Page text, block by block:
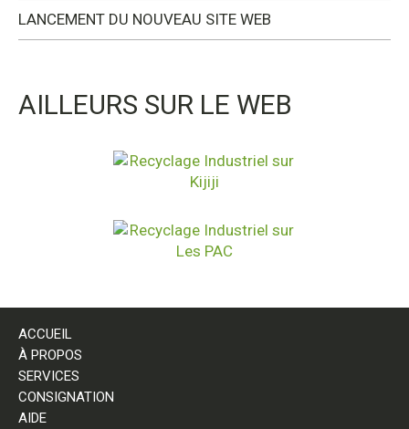
LANCEMENT DU NOUVEAU SITE WEB
AILLEURS SUR LE WEB
ACCUEIL
À PROPOS
SERVICES
CONSIGNATION
AIDE